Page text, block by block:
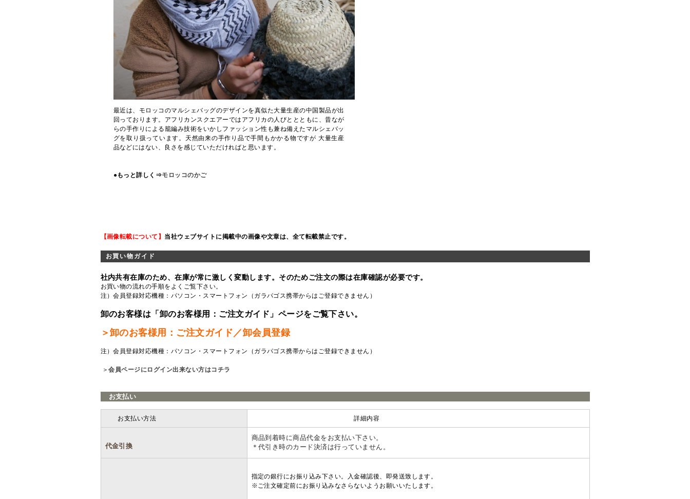
最近は、モロッコのマルシェバッグのデザインを真似た大量生産の中国製品が出
回っております。アフリカンスクエアーではアフリカの人びととともに、昔なが
らの手作りによる籠編み技術をいかしファッション性も兼ね備えたマルシェバッ
グを取り扱っています。天然由来の手作り品で手間もかかる物ですが 大量生産
品などにはない、良さを感じていただければと思います。
●もっと詳しく⇒モロッコのかご
【画像転載について】 当社ウェブサイトに掲載中の画像や文章は、全て転載禁止です。
お買い物ガイド
社内共有在庫のため、在庫が常に激しく変動します。そのためご注文の際は在庫確認が必要です。
お買い物の流れの手順をよくご覧下さい。
注）会員登録対応機種：パソコン・スマートフォン（ガラパゴス携帯からはご登録できません）
卸のお客様は「卸のお客様用：ご注文ガイド」ページをご覧下さい。
＞卸のお客様用：ご注文ガイド／卸会員登録
注）会員登録対応機種：パソコン・スマートフォン（ガラパゴス携帯からはご登録できません）
＞会員ページにログイン出来ない方はコチラ
お支払い
お支払い方法 詳細内容
代金引換
商品到着時に商品代金をお支払い下さい。
＊代引き時のカード決済は行っていません。
指定の銀行にお振り込み下さい。入金確認後、即発送致します。
※ご注文確定前にお振り込みなさらないようお願いいたします。